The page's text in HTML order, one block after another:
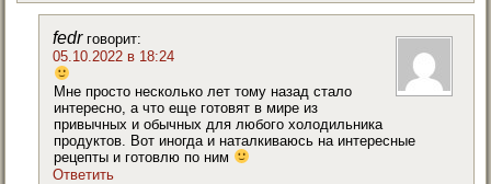
fedr говорит:
05.10.2022 в 18:24
Мне просто несколько лет тому назад стало
интересно, а что еще готовят в мире из
привычных и обычных для любого холодильника
продуктов. Вот иногда и наталкиваюсь на интересные
рецепты и готовлю по ним
Ответить